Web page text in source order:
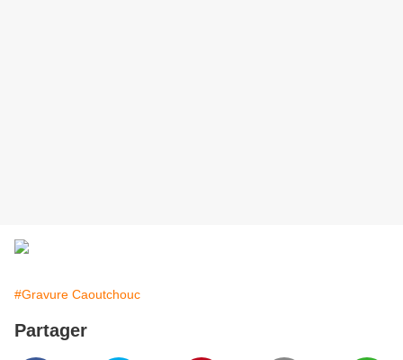
#Gravure Caoutchouc
Partager